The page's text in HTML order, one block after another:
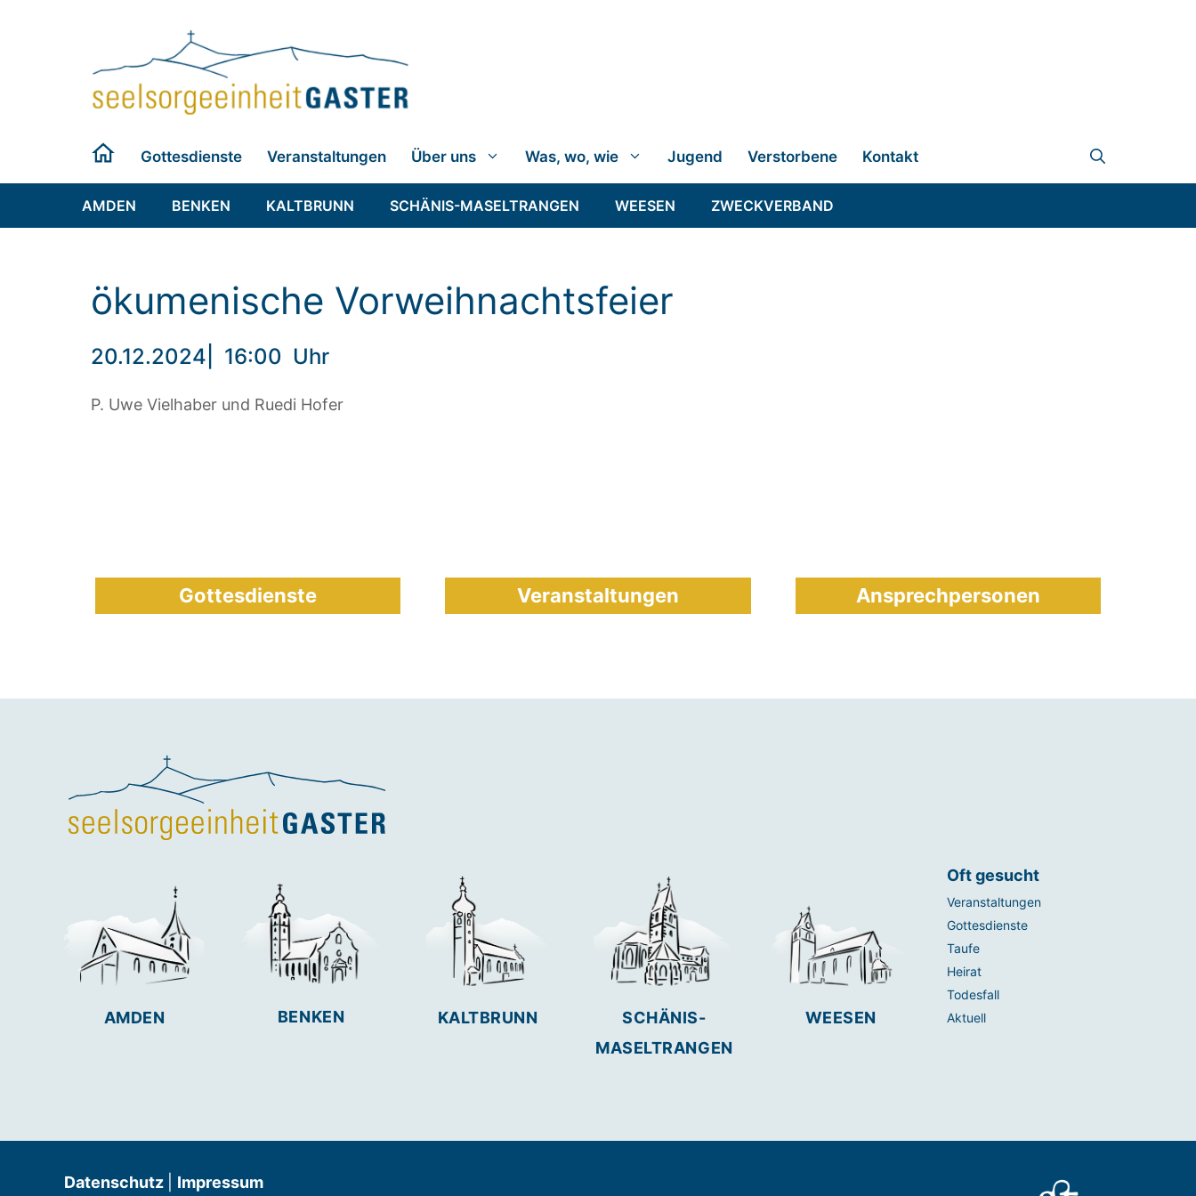
Gottesdienste Veranstaltungen Über uns Was, wo, wie Jugend Verstorbene Kontakt
AMDEN BENKEN KALTBRUNN SCHÄNIS-MASELTRANGEN WEESEN ZWECKVERBAND
ökumenische Vorweihnachtsfeier
20.12.2024 16:00 Uhr
P. Uwe Vielhaber und Ruedi Hofer
Gottesdienste Veranstaltungen Ansprechpersonen
AMDEN BENKEN KALTBRUNN
SCHÄNIS-
MASELTRANGEN
WEESEN
Oft gesucht
Veranstaltungen
Gottesdienste
Taufe
Heirat
Todesfall
Aktuell
Datenschutz Impressum